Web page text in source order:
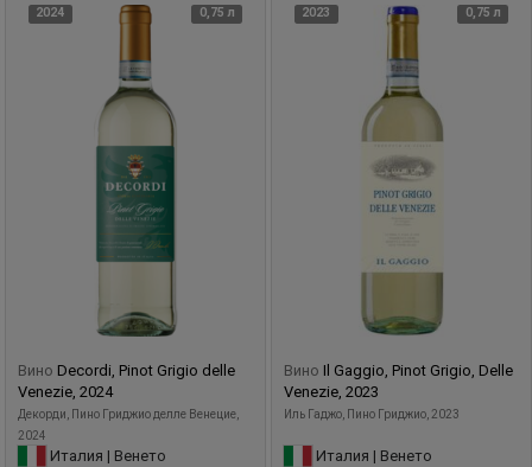
минут с целью выявления бракованного экземпляра.
1968 году, гласит: "Поставлять нашим клиентам
продукцию высокого качества по конкурентоспособным
ценам". Эту задачу семья виноделов из года в год
вина по демократичным ценам.
2024 0,75 л
Вино Decordi, Pinot Grigio delle
Venezie, 2024
Декорди, Пино Гриджио делле Венецие,
2024
Италия | Венето
2023 0,75 л
Вино Il Gaggio, Pinot Grigio, Delle
Venezie, 2023
Иль Гаджо, Пино Гриджио, 2023
Италия | Венето